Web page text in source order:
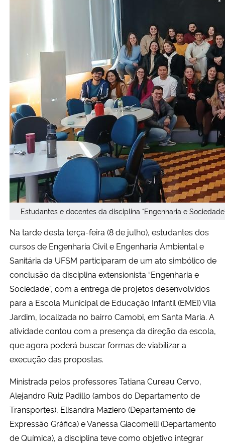
Secretaria de Governo
Gabinete de Segurança Institucional
Advocacia-Geral da União
Banco Central do Brasil
Planalto
Estudantes e docentes da disciplina “Engenharia e
Na tarde desta terça-feira (8 de julho), estudantes dos
cursos de Engenharia Civil e Engenharia Ambiental e
Sanitária da UFSM participaram de um ato simbólico de
conclusão da disciplina extensionista “Engenharia e
Sociedade”, com a entrega de projetos desenvolvidos
para a Escola Municipal de Educação Infantil (EMEI) Vila
Jardim, localizada no bairro Camobi, em Santa Maria. A
atividade contou com a presença da direção da escola,
que agora poderá buscar formas de viabilizar a
execução das propostas.
Ministrada pelos professores Tatiana Cureau Cervo,
Alejandro Ruiz Padillo (ambos do Departamento de
Transportes), Elisandra Maziero (Departamento de
Expressão Gráfica) e Vanessa Giacomelli (Departamento
de Química), a disciplina teve como objetivo integrar